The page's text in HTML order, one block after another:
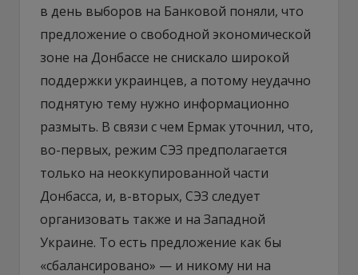
в день выборов на Банковой поняли, что
предложение о свободной экономической
зоне на Донбассе не снискало широкой
поддержки украинцев, а потому неудачно
поднятую тему нужно информационно
размыть. В связи с чем Ермак уточнил, что,
во-первых, режим СЭЗ предполагается
только на неоккупированной части
Донбасса, и, в-вторых, СЭЗ следует
организовать также и на Западной
Украине. То есть предложение как бы
«сбалансировано» — и никому ни на